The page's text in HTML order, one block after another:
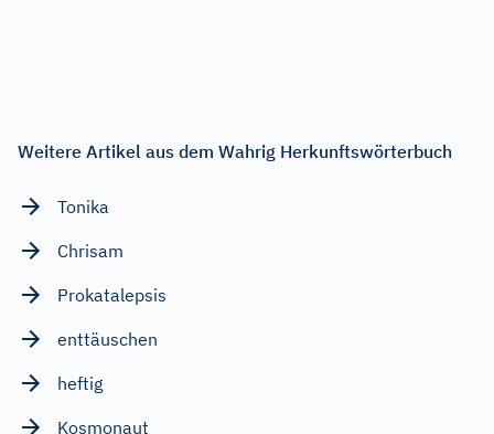
Weitere Artikel aus dem Wahrig Herkunftswörterbuch
Tonika
Chrisam
Prokatalepsis
enttäuschen
heftig
Kosmonaut